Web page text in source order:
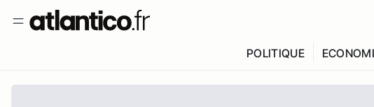
POLITIQUE